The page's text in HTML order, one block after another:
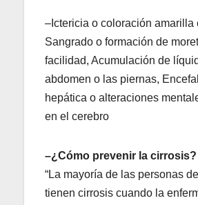
–Ictericia o coloración amarilla
Sangrado o formación de
facilidad, Acumulación de
abdomen o las piernas,
hepática o alteraciones
en el cerebro
–¿Cómo prevenir la cirrosis?
“La mayoría de las personas
tienen cirrosis cuando la